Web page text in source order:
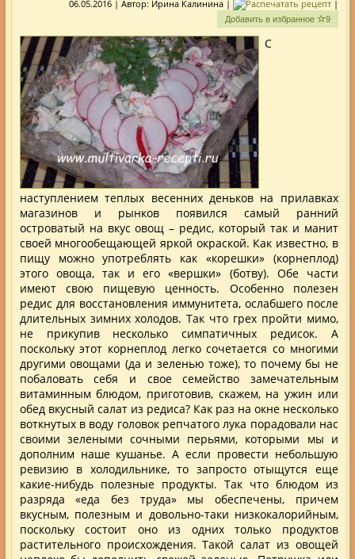
06.05.2016 | Автор: Ирина Калинина| |
Добавить в избранное 9
С
наступлением теплых весенних деньков на прилавках
магазинов и рынков появился самый ранний
островатый на вкус овощ – редис, который так и манит
своей многообещающей яркой окраской. Как известно, в
пищу можно употреблять как «корешки» (корнеплод)
этого овоща, так и его «вершки» (ботву). Обе части
имеют свою пищевую ценность. Особенно полезен
редис для восстановления иммунитета, ослабшего после
длительных зимних холодов. Так что грех пройти мимо,
не прикупив несколько симпатичных редисок. А
поскольку этот корнеплод легко сочетается со многими
другими овощами (да и зеленью тоже), то почему бы не
побаловать себя и свое семейство замечательным
витаминным блюдом, приготовив, скажем, на ужин или
обед вкусный салат из редиса? Как раз на окне несколько
воткнутых в воду головок репчатого лука порадовали нас
своими зелеными сочными перьями, которыми мы и
дополним наше кушанье. А если провести небольшую
ревизию в холодильнике, то запросто отыщутся еще
какие-нибудь полезные продукты. Так что блюдом из
разряда «еда без труда» мы обеспечены, причем
вкусным, полезным и довольно-таки низкокалорийным,
поскольку состоит оно из одних только продуктов
растительного происхождения. Такой салат из овощей